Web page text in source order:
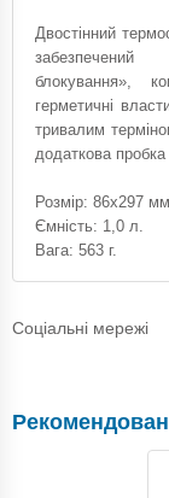
Двостінний
блокування»,
герметичні
тривалим
додаткова
Розмір: 86x297 мм
Ємність: 1,0 л.
Вага: 563 г.
Соціальні мережі